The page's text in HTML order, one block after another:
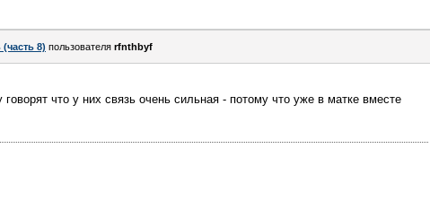
8) пользователя rfnthbyf
говорят что у них связь очень сильная - потому что уже в матке вместе